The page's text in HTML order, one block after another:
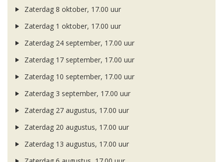
Zaterdag 8 oktober, 17.00 uur
Zaterdag 1 oktober, 17.00 uur
Zaterdag 24 september, 17.00 uur
Zaterdag 17 september, 17.00 uur
Zaterdag 10 september, 17.00 uur
Zaterdag 3 september, 17.00 uur
Zaterdag 27 augustus, 17.00 uur
Zaterdag 20 augustus, 17.00 uur
Zaterdag 13 augustus, 17.00 uur